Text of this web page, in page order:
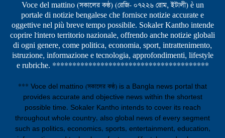
Voce del mattino (সকালের কণ্ঠ) (রেজি- ০৭২২৬ রোম, ইটালী) è un
portale di notizie bengalese che fornisce notizie accurate e
oggettive nel più breve tempo possibile. Sokaler Kantho intende
coprire l'intero territorio nazionale, offrendo anche notizie globali
di ogni genere, come politica, economia, sport, intrattenimento,
istruzione, informazione e tecnologia, approfondimenti, lifestyle
e rubriche. ***************************************
*** Voce del mattino (সকালের কণ্ঠ) is a Bangla news portal that
provides accurate and objective news within the shortest
possible time. Sokaler Kantho intends to cover its reach
throughout whole country, also global news of every segment
such as politics, economics, sports, entertainment, education,